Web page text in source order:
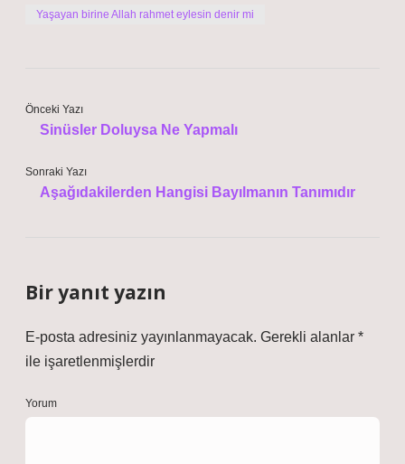
Yaşayan birine Allah rahmet eylesin denir mi
Önceki Yazı
Sinüsler Doluysa Ne Yapmalı
Sonraki Yazı
Aşağıdakilerden Hangisi Bayılmanın Tanımıdır
Bir yanıt yazın
E-posta adresiniz yayınlanmayacak. Gerekli alanlar *
ile işaretlenmişlerdir
Yorum